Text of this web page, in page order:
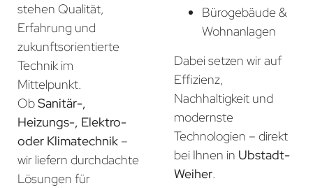
stehen Qualität,
Erfahrung und
zukunftsorientierte
Technik im
Mittelpunkt.
ObSanitär-,
Heizungs-, Elektro-
oder Klimatechnik –
wir liefern durchdachte
Lösungen für
Bürogebäude &
Wohnanlagen
Dabei setzen wir auf
Effizienz,
Nachhaltigkeit und
modernste
Technologien – direkt
bei Ihnen in Ubstadt-
Weiher.